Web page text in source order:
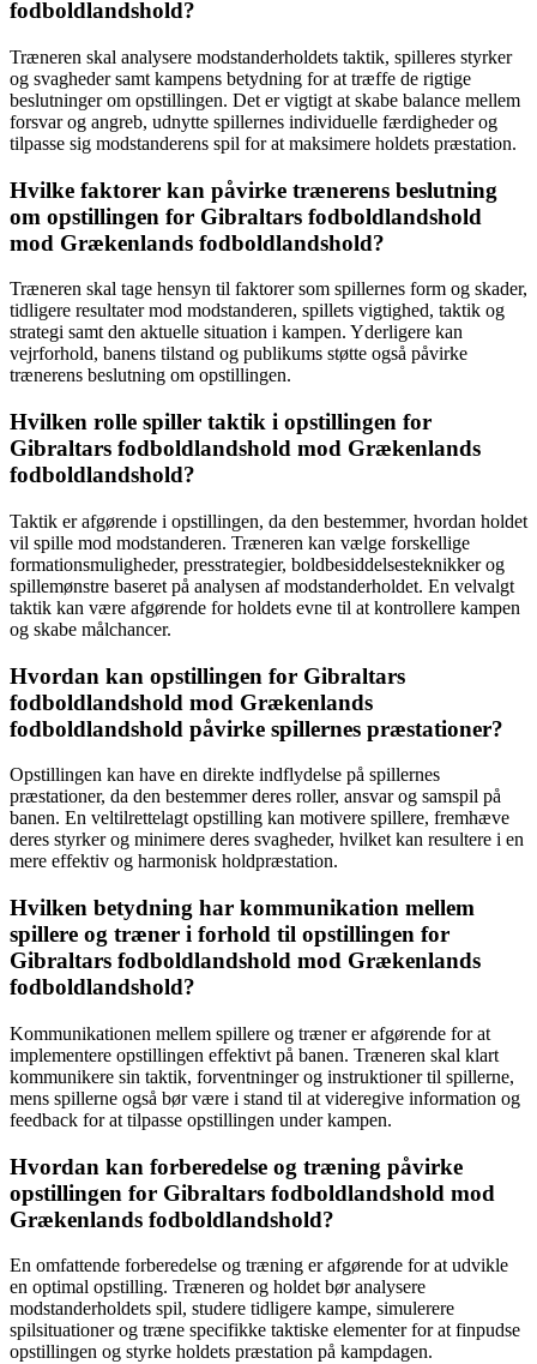
fodboldlandshold?
Træneren skal analysere modstanderholdets taktik, spilleres styrker
og svagheder samt kampens betydning for at træffe de rigtige
beslutninger om opstillingen. Det er vigtigt at skabe balance mellem
forsvar og angreb, udnytte spillernes individuelle færdigheder og
tilpasse sig modstanderens spil for at maksimere holdets præstation.
Hvilke faktorer kan påvirke trænerens beslutning
om opstillingen for Gibraltars fodboldlandshold
mod Grækenlands fodboldlandshold?
Træneren skal tage hensyn til faktorer som spillernes form og skader,
tidligere resultater mod modstanderen, spillets vigtighed, taktik og
strategi samt den aktuelle situation i kampen. Yderligere kan
vejrforhold, banens tilstand og publikums støtte også påvirke
trænerens beslutning om opstillingen.
Hvilken rolle spiller taktik i opstillingen for
Gibraltars fodboldlandshold mod Grækenlands
fodboldlandshold?
Taktik er afgørende i opstillingen, da den bestemmer, hvordan holdet
vil spille mod modstanderen. Træneren kan vælge forskellige
formationsmuligheder, presstrategier, boldbesiddelsesteknikker og
spillemønstre baseret på analysen af modstanderholdet. En velvalgt
taktik kan være afgørende for holdets evne til at kontrollere kampen
og skabe målchancer.
Hvordan kan opstillingen for Gibraltars
fodboldlandshold mod Grækenlands
fodboldlandshold påvirke spillernes præstationer?
Opstillingen kan have en direkte indflydelse på spillernes
præstationer, da den bestemmer deres roller, ansvar og samspil på
banen. En veltilrettelagt opstilling kan motivere spillere, fremhæve
deres styrker og minimere deres svagheder, hvilket kan resultere i en
mere effektiv og harmonisk holdpræstation.
Hvilken betydning har kommunikation mellem
spillere og træner i forhold til opstillingen for
Gibraltars fodboldlandshold mod Grækenlands
fodboldlandshold?
Kommunikationen mellem spillere og træner er afgørende for at
implementere opstillingen effektivt på banen. Træneren skal klart
kommunikere sin taktik, forventninger og instruktioner til spillerne,
mens spillerne også bør være i stand til at videregive information og
feedback for at tilpasse opstillingen under kampen.
Hvordan kan forberedelse og træning påvirke
opstillingen for Gibraltars fodboldlandshold mod
Grækenlands fodboldlandshold?
En omfattende forberedelse og træning er afgørende for at udvikle
en optimal opstilling. Træneren og holdet bør analysere
modstanderholdets spil, studere tidligere kampe, simulerere
spilsituationer og træne specifikke taktiske elementer for at finpudse
opstillingen og styrke holdets præstation på kampdagen.